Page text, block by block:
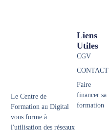
Le Centre de
Formation au Digital
vous forme à
l'utilisation des réseaux
Liens
Utiles
CGV
CONTACT
Faire
financer sa
formation